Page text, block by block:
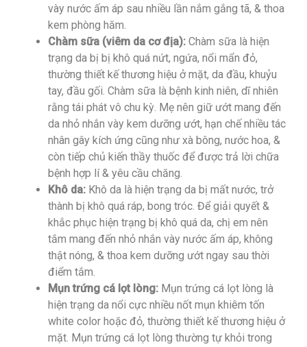
vày nước ấm áp sau nhiều lần nắm gắng tã, & thoa
kem phòng hăm.
Chàm sữa (viêm da cơ địa): Chàm sữa là hiện
trạng da bị bị khô quá nứt, ngứa, nổi mẩn đỏ,
thường thiết kế thương hiệu ở mặt, da đầu, khuỷu
tay, đầu gối. Chàm sữa là bệnh kinh niên, dĩ nhiên
rằng tái phát vô chu kỳ. Mẹ nên giữ ướt mang đến
da nhỏ nhắn vày kem dưỡng ướt, hạn chế nhiều tác
nhân gây kích ứng cũng như xà bông, nước hoa, &
còn tiếp chủ kiến thầy thuốc để được trả lời chữa
bệnh hợp lí & yêu cầu chăng.
Khô da: Khô da là hiện trạng da bị mất nước, trở
thành bị khô quá ráp, bong tróc. Để giải quyết &
khắc phục hiện trạng bị khô quá da, chị em nên
tắm mang đến nhỏ nhắn vày nước ấm áp, không
thật nóng, & thoa kem dưỡng ướt ngay sau thời
điểm tắm.
Mụn trứng cá lọt lòng: Mụn trứng cá lọt lòng là
hiện trạng da nổi cực nhiều nốt mụn khiêm tốn
white color hoặc đỏ, thường thiết kế thương hiệu ở
mặt. Mụn trứng cá lọt lòng thường tự khỏi trong